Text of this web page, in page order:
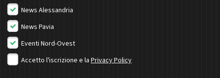
News Alessandria
News Pavia
Eventi Nord-Ovest
Accetto l'iscrizione e la Privacy Policy